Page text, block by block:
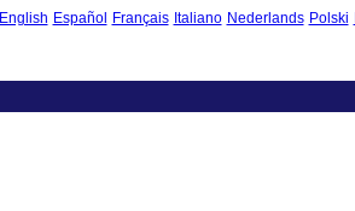
English Español Français Italiano Nederlands Polski